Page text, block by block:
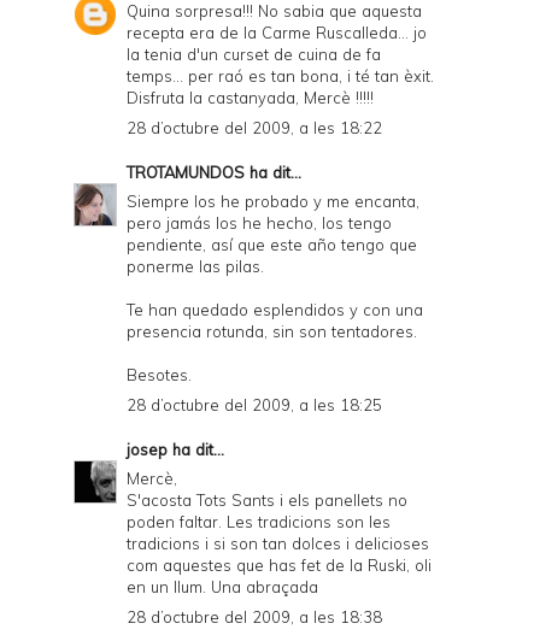
Quina sorpresa!!! No sabia que aquesta
recepta era de la Carme Ruscalleda... jo
la tenia d'un curset de cuina de fa
temps... per raó es tan bona, i té tan èxit.
Disfruta la castanyada, Mercè !!!!!
28 d’octubre del 2009, a les 18:22
TROTAMUNDOS ha dit...
Siempre los he probado y me encanta,
pero jamás los he hecho, los tengo
pendiente, así que este año tengo que
ponerme las pilas.
Te han quedado esplendidos y con una
presencia rotunda, sin son tentadores.
Besotes.
28 d’octubre del 2009, a les 18:25
josep ha dit...
Mercè,
S'acosta Tots Sants i els panellets no
poden faltar. Les tradicions son les
tradicions i si son tan dolces i delicioses
com aquestes que has fet de la Ruski, oli
en un llum. Una abraçada
28 d’octubre del 2009, a les 18:38